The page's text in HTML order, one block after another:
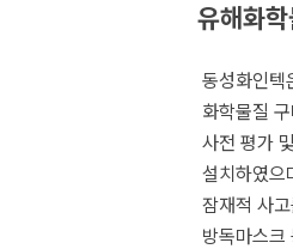
유해화
동성화인텍
화학물질
사전 평가
설치하였으
잠재적 사
방독마스크